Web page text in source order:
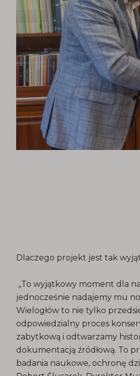
Dlaczego projekt jest tak
„To wyjątkowy moment dla
jednocześnie nadajemy mu
Wielogłów to nie tylko
odpowiedzialny proces
zabytkową i odtwarzamy
dokumentacją źródłową. To
badania naukowe, ochronę